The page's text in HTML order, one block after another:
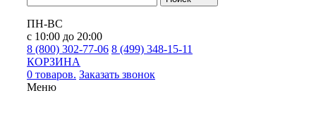
ПН-ВС
с 10:00 до 20:00
8 (800) 302-77-06 8 (499) 348-15-11
КОРЗИНА
0 товаров. Заказать звонок
Меню